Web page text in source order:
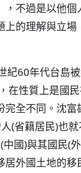
不過是以他
上的理解與立
60年代台島
在性質上是國
全不同。沈富
(省籍居民)也
國)與其國民(
外國土地的